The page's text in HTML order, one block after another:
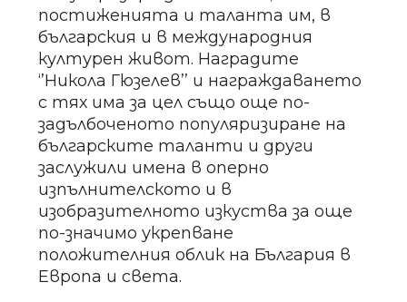
постиженията и таланта им, в
българския и в международния
културен живот. Наградите
‘’Никола Гюзелев’’ и награждаването
с тях има за цел също още по-
задълбоченото популяризиране на
българските таланти и други
заслужили имена в оперно
изпълнителското и в
изобразителното изкуства за още
по-значимо укрепване
положителния облик на България в
Европа и света.